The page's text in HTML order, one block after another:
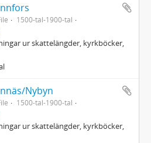
1500-tal-1900-tal
ur skattelängder, kyrkböcker,
Nybyn
1500-tal-1900-tal
ur skattelängder, kyrkböcker,